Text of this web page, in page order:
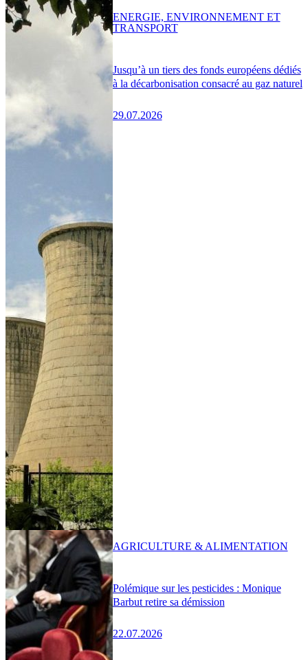
Jusqu’à un tiers des fonds européens dédiés
à la décarbonisation consacré au gaz naturel
29.07.2026
ENERGIE, ENVIRONNEMENT ET
TRANSPORT
Polémique sur les pesticides : Monique
Barbut retire sa démission
22.07.2026
AGRICULTURE & ALIMENTATION